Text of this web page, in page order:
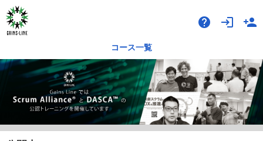
help login person_add
コース一覧